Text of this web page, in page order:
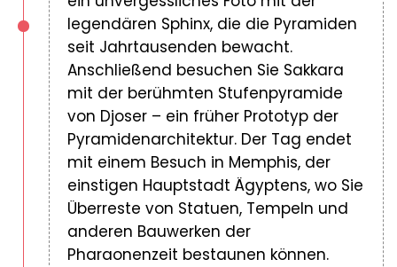
legendären Sphinx, die die Pyramiden
seit Jahrtausenden bewacht.
Anschließend besuchen Sie Sakkara
mit der berühmten Stufenpyramide
von Djoser – ein früher Prototyp der
Pyramidenarchitektur. Der Tag endet
mit einem Besuch in Memphis, der
einstigen Hauptstadt Ägyptens, wo Sie
Überreste von Statuen, Tempeln und
anderen Bauwerken der
Pharaonenzeit bestaunen können.